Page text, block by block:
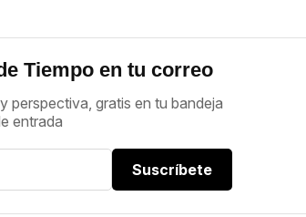
Tiempo en tu correo
perspectiva, gratis en tu bandeja
entrada
Suscríbete